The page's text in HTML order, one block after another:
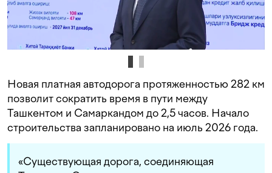
Новая платная автодорога протяженностью 282 км
позволит сократить время в пути между
Ташкентом и Самаркандом до 2,5 часов. Начало
строительства запланировано на июль 2026 года.
«Существующая дорога, соединяющая